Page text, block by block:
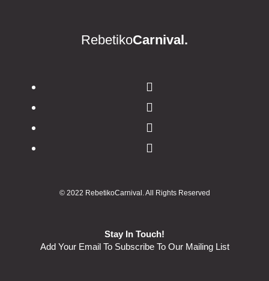
RebetikoCarnival.
© 2022 RebetikoCarnival. All Rights Reserved
Stay In Touch!
Add Your Email To Subscribe To Our Mailing List